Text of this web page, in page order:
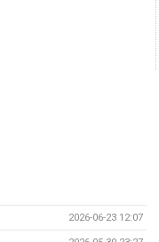
2026-06-23 12:07